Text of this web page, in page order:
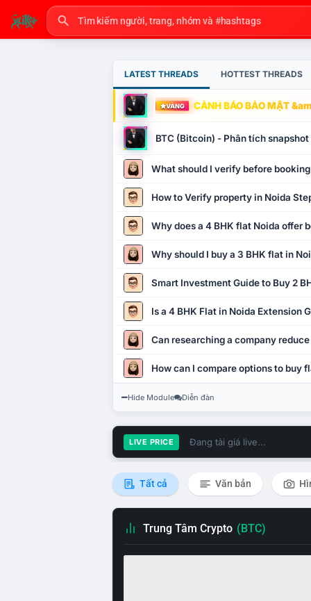
LATEST THREADS HOTTEST THREADS
VÀNG CẢNH BÁO BẢO MẬT
BTC (Bitcoin) - Phân tích
What should I verify before
How to Verify property in Noida
Why does a 4 BHK flat Noida offer
Why should I buy a 3 BHK flat in
Smart Investment Guide to Buy 2
Is a 4 BHK Flat in Noida Extension
Can researching a company
How can I compare options to buy
Hide Module Diễn đàn
LIVE PRICE Đang tải giá live...
Tất cả Văn bản
Trung Tâm Crypto (BTC)